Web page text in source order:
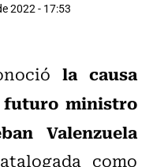
2022 - 17:53
la causa
ministro
Valenzuela
como